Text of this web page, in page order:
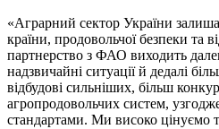
«Аграрний сектор України
країни, продовольчої безпеки та
партнерство з ФАО виходить
надзвичайні ситуації й дедалі
відбудові сильніших, більш
агропродовольчих систем,
стандартами. Ми високо цінуємо